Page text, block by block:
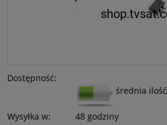
Dostępność:
średnia ilość
Wysyłka w: 48 godziny